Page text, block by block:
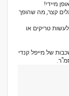
מיידי!
קצר, מה שהופך
טריקים או
עם 7 שכבות של מייפל קנדי